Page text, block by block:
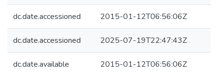
dc.date.accessioned 2015-01-12T06:56:06Z
dc.date.accessioned 2025-07-19T22:47:43Z
dc.date.available 2015-01-12T06:56:06Z